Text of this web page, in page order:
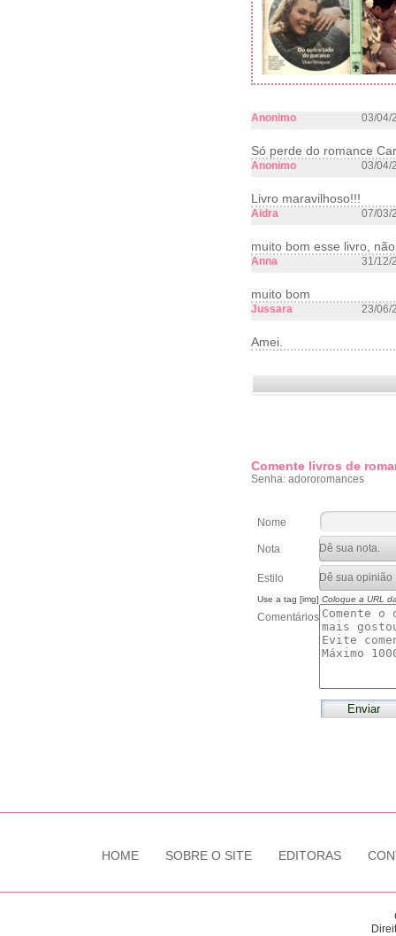
Anonimo 03/04/
Só perde do romance
Anonimo 03/04/
Livro maravilhoso!!!
Aidra 07/03/
muito bom esse livro,
Anna 31/12/
muito bom
Jussara 23/06/
Amei.
Comente livros de
Senha: adororomances
Nome
Nota
Estilo
Use a tag [img] Coloque a URL
Comentários
HOME SOBRE O SITE EDITORAS